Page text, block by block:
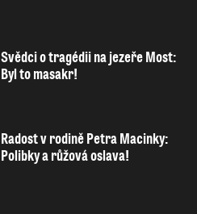
Svědci o tragédii na jezeře Most:
Byl to masakr!
Radost v rodině Petra Macinky:
Polibky a růžová oslava!